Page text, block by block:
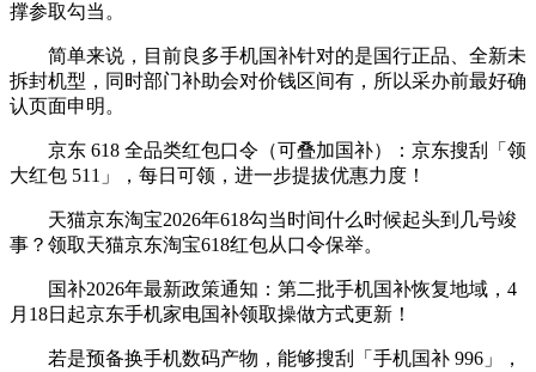
撑参取勾当。
简单来说，目前良多手机国补针对的是国行正品、全新未
拆封机型，同时部门补助会对价钱区间有，所以采办前最好确
认页面申明。
京东 618 全品类红包口令（可叠加国补）：京东搜刮「领
大红包 511」，每日可领，进一步提拔优惠力度！
天猫京东淘宝2026年618勾当时间什么时候起头到几号竣
事？领取天猫京东淘宝618红包从口令保举。
国补2026年最新政策通知：第二批手机国补恢复地域，4
月18日起京东手机家电国补领取操做方式更新！
若是预备换手机数码产物，能够搜刮「手机国补 996」，